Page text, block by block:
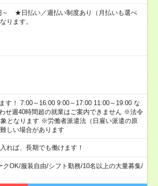
★日払い／週払い制度あり（月払いも選べ
ります。
！ 7:00～16:00 9:00～17:00 11:00～19:00 な
せ週40時間超の就業はご案内できません ※法令
となります ※労働者派遣法（日雇い派遣の原
しい場合があります
ば、長期でも働けます！
クOK/服装自由/シフト勤務/10名以上の大量募集/